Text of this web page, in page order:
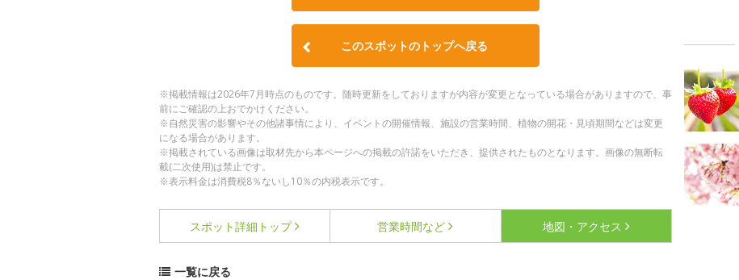
このスポットのトップへ戻る
※掲載情報は2026年7月時点のものです。随時更新をしておりますが内容が変更となっている場合がありますので、事
前にご確認の上おでかけください。
※自然災害の影響やその他諸事情により、イベントの開催情報、施設の営業時間、植物の開花・見頃期間などは変更
になる場合があります。
※掲載されている画像は取材先から本ページへの掲載の許諾をいただき、提供されたものとなります。画像の無断転
載(二次使用)は禁止です。
※表示料金は消費税8％ないし10％の内税表示です。
スポット詳細 トップ 営業時間など 地図・アクセス
一覧に戻る